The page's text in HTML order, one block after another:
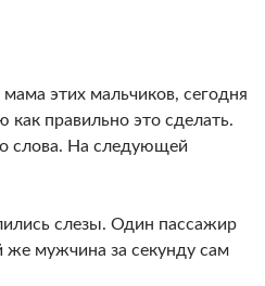
этих мальчиков, сегодня
правильно это сделать.
слова. На следующей
слезы. Один пассажир
же мужчина за секунду сам